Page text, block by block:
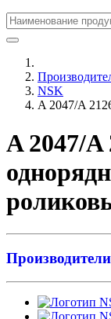
NSK
A 2047/A
A 2047/A
Производители